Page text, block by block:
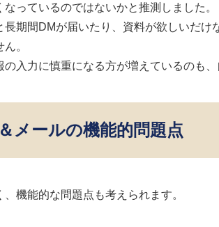
っているのではないかと推測しました。
期間DMが届いたり、資料が欲しいだけ
。
入力に慎重になる方が増えているのも、
メールの機能的問題点
機能的な問題点も考えられます。